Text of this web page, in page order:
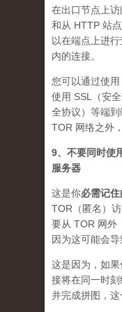
在出口节点上
和从 HTTP 站
以在端点上进
内的连接。
您可以通过使
使用 SSL（安
全协议）等端
TOR 网络之外
9、不要同时使
服务器
这是你必需记
TOR（匿名）
要从 TOR 网外
因为这可能会导
这是因为，如
接将在同一时刻
并完成拼图，这